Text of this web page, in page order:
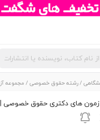
/رشته حقوق خصوصی / مجموعه
های دکتری حقوق خصوصی |